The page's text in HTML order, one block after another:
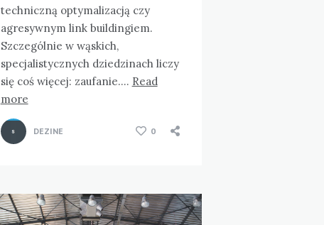
techniczną optymalizacją czy
agresywnym link buildingiem.
Szczególnie w wąskich,
specjalistycznych dziedzinach liczy
się coś więcej: zaufanie…. Read
more
DEZINE 0